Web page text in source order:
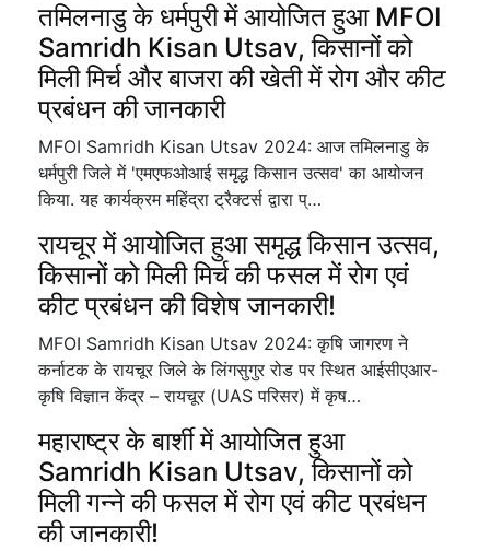
तमिलनाडु के धर्मपुरी में आयोजित हुआ MFOI
Samridh Kisan Utsav, किसानों को
मिली मिर्च और बाजरा की खेती में रोग और कीट
प्रबंधन की जानकारी
MFOI Samridh Kisan Utsav 2024: आज तमिलनाडु के
धर्मपुरी जिले में 'एमएफओआई समृद्ध किसान उत्सव' का आयोजन
किया. यह कार्यक्रम महिंद्रा ट्रैक्टर्स द्वारा प्…
रायचूर में आयोजित हुआ समृद्ध किसान उत्सव,
किसानों को मिली मिर्च की फसल में रोग एवं
कीट प्रबंधन की विशेष जानकारी!
MFOI Samridh Kisan Utsav 2024: कृषि जागरण ने
कर्नाटक के रायचूर जिले के लिंगसुगुर रोड पर स्थित आईसीएआर-
कृषि विज्ञान केंद्र – रायचूर (UAS परिसर) में कृष…
महाराष्ट्र के बार्शी में आयोजित हुआ
Samridh Kisan Utsav, किसानों को
मिली गन्ने की फसल में रोग एवं कीट प्रबंधन
की जानकारी!